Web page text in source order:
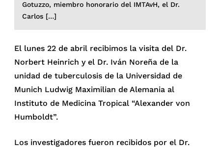
Gotuzzo, miembro honorario del IMTAvH, el Dr.
Carlos […]
El lunes 22 de abril recibimos la visita del Dr.
Norbert Heinrich y el Dr. Iván Noreña de la
unidad de tuberculosis de la Universidad de
Munich Ludwig Maximilian de Alemania al
Instituto de Medicina Tropical “Alexander von
Humboldt”.
Los investigadores fueron recibidos por el Dr.